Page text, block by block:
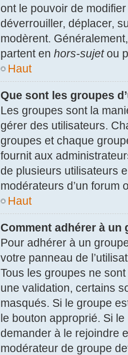
ont le pouvoir de
déverrouiller, déplacer,
modèrent.
partent en hors-sujetou
Haut
Que sont les groupes
Les groupes sont la
gérer des utilisateurs.
groupes et chaque
fournit aux
de plusieurs utilisateurs
modérateurs d’un forum
Haut
Comment adhérer à un
Pour adhérer à un
votre panneau de
Tous les groupes ne
une validation, certains
masqués. Si le groupe
le bouton approprié. Si
demander à le rejoindre
modérateur de groupe